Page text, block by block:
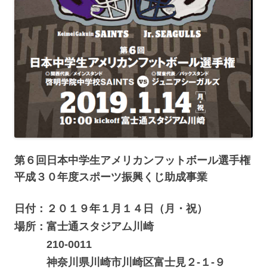
第６回日本中学生アメリカンフットボール選手権
平成３０年度スポーツ振興くじ助成事業
日付：２０１９年１月１４日（月・祝）
場所：富士通スタジアム川崎
210-0011
神奈川県川崎市川崎区富士見２-１-９